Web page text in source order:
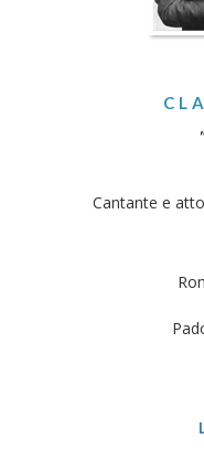
Cantante e